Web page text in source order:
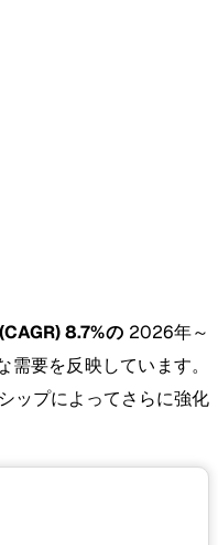
(CAGR) 8.7%の 2026年～
要を反映しています。
ップによってさらに強化